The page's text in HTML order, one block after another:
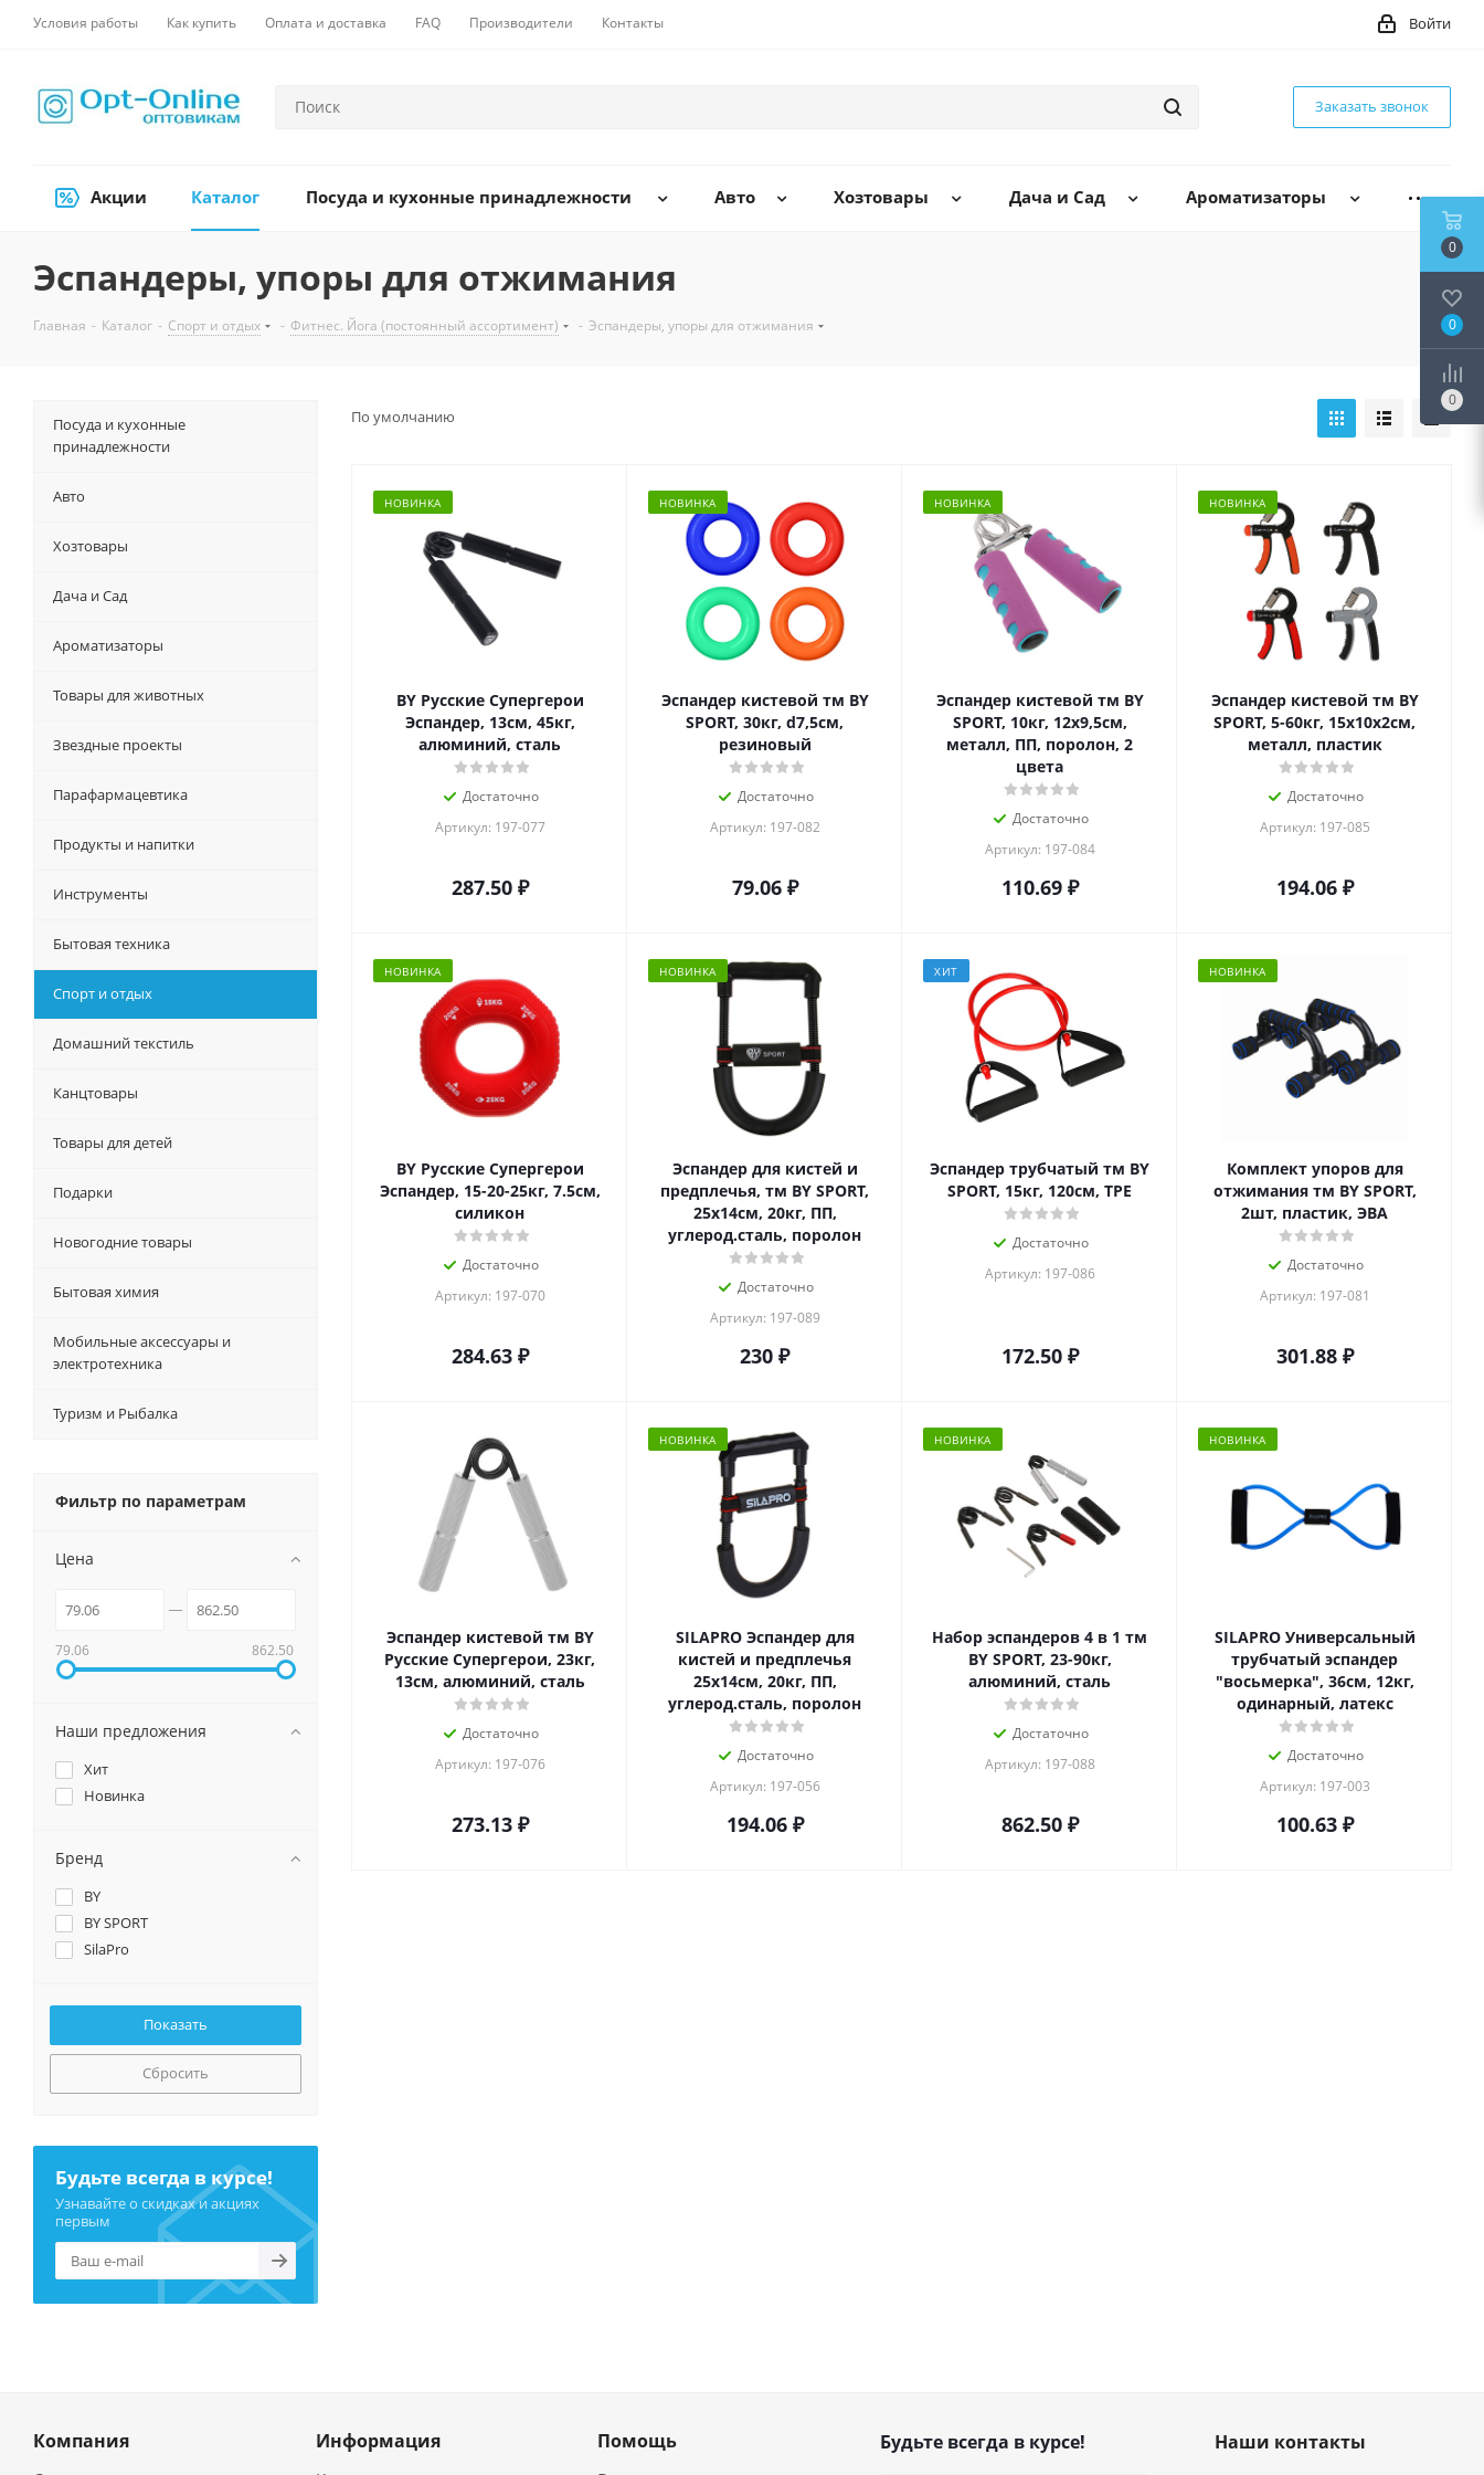
Условия работы Как купить Оплата и доставка FAQ Производители Контакты Войти
Заказать звонок
Акции Каталог Посуда и кухонные принадлежности Авто Хозтовары Дача и Сад Ароматизаторы
Эспандеры, упоры для отжимания
Главная - Каталог - Спорт и отдых - Фитнес. Йога (постоянный ассортимент) - Эспандеры, упоры для отжимания
По умолчанию
НОВИНКА
BY Русские Супергерои
Эспандер, 13см, 45кг,
алюминий, сталь
Достаточно
Артикул: 197-077
287.50₽
НОВИНКА
Эспандер кистевой тм BY
SPORT, 30кг, d7,5см,
резиновый
Достаточно
Артикул: 197-082
79.06₽
НОВИНКА
Эспандер кистевой тм BY
SPORT, 10кг, 12x9,5см,
металл, ПП, поролон, 2
цвета
Достаточно
Артикул: 197-084
110.69₽
НОВИНКА
Эспандер кистевой тм BY
SPORT, 5-60кг, 15х10х2см,
металл, пластик
Достаточно
Артикул: 197-085
194.06₽
НОВИНКА
BY Русские Супергерои
Эспандер, 15-20-25кг, 7.5см,
силикон
Достаточно
Артикул: 197-070
284.63₽
НОВИНКА
Эспандер для кистей и
предплечья, тм BY SPORT,
25x14см, 20кг, ПП,
углерод.сталь, поролон
Достаточно
Артикул: 197-089
230 ₽
ХИТ
Эспандер трубчатый тм BY
SPORT, 15кг, 120см, ТРЕ
Достаточно
Артикул: 197-086
172.50₽
НОВИНКА
Комплект упоров для
отжимания тм BY SPORT,
2шт, пластик, ЭВА
Достаточно
Артикул: 197-081
301.88₽
Эспандер кистевой тм BY
Русские Супергерои, 23кг,
13см, алюминий, сталь
Достаточно
Артикул: 197-076
273.13₽
НОВИНКА
SILAPRO Эспандер для
кистей и предплечья
25x14см, 20кг, ПП,
углерод.сталь, поролон
Достаточно
Артикул: 197-056
194.06₽
НОВИНКА
Набор эспандеров 4 в 1 тм
BY SPORT, 23-90кг,
алюминий, сталь
Достаточно
Артикул: 197-088
862.50₽
НОВИНКА
SILAPRO Универсальный
трубчатый эспандер
"восьмерка", 36см, 12кг,
одинарный, латекс
Достаточно
Артикул: 197-003
100.63₽
Посуда и кухонные
принадлежности
Авто
Хозтовары
Дача и Сад
Ароматизаторы
Товары для животных
Звездные проекты
Парафармацевтика
Продукты и напитки
Инструменты
Бытовая техника
Спорт и отдых
Домашний текстиль
Канцтовары
Товары для детей
Подарки
Новогодние товары
Бытовая химия
Мобильные аксессуары и
электротехника
Туризм и Рыбалка
Фильтр по параметрам
Цена
79.06 862.50
Наши предложения
Хит
Новинка
Бренд
BY
BY SPORT
SilaPro
Сбросить
Будьте всегда в курсе!
Узнавайте о скидках и акциях
первым
Компания Информация Помощь Будьте всегда в курсе! Наши контакты
0
0
0